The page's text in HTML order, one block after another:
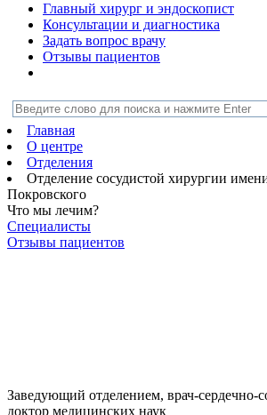
Главный хирург и эндоскопист
Консультации и диагностика
Задать вопрос врачу
Отзывы пациентов
Главная
О центре
Отделения
Отделение сосудистой хирургии
Покровского
Что мы лечим?
Специалисты
Отзывы пациентов
Заведующий отделением, врач-сердечно-
доктор медицинских наук